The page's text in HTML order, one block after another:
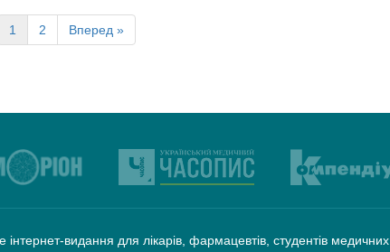
1 2 Вперед »
інтернет-видання для лікарів, фармацевтів, студентів